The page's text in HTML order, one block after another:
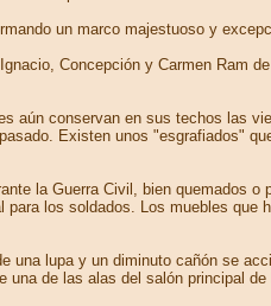
un marco majestuoso y
Concepción y Carmen Ram
aún conservan en sus techos las
Existen unos "esgrafiados"
la Guerra Civil, bien quemados
los soldados. Los muebles que
lupa y un diminuto cañón se
de las alas del salón principal